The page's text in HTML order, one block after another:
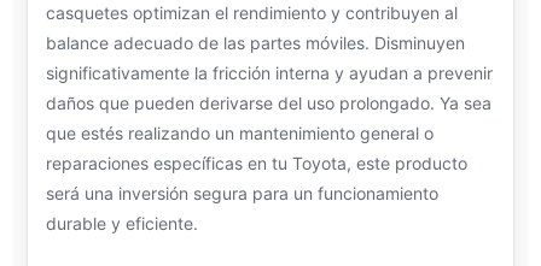
casquetes optimizan el rendimiento y contribuyen al
balance adecuado de las partes móviles. Disminuyen
significativamente la fricción interna y ayudan a prevenir
daños que pueden derivarse del uso prolongado. Ya sea
que estés realizando un mantenimiento general o
reparaciones específicas en tu Toyota, este producto
será una inversión segura para un funcionamiento
durable y eficiente.